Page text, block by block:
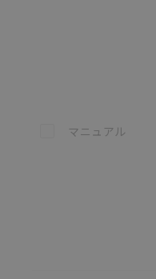
この資料を選択
マニュアル